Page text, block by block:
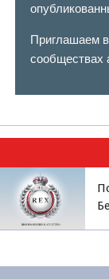
Приглашаем
сообществах